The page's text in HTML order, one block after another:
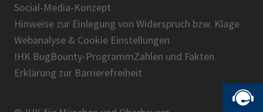
AHK
IHK-Standortportal Bayern
Social-Media-Konzept
Hinweise zur Einlegung von Widerspruch bzw. Klage
Webanalyse & Cookie Einstellungen
IHK BugBounty-ProgrammZahlen und Fakten
Erklärung zur Barrierefreiheit